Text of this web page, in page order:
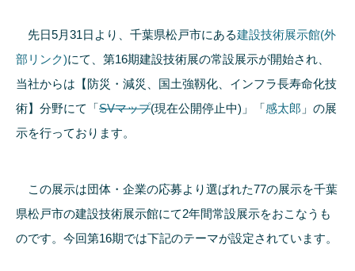
先日5月31日より、千葉県松戸市にある建設技術展示館(外
部リンク)にて、第16期建設技術展の常設展示が開始され、
当社からは【防災・減災、国土強靱化、インフラ長寿命化技
術】分野にて「SVマップ(現在公開停止中)」「感太郎 」の展
示を行っております。
この展示は団体・企業の応募より選ばれた77の展示を千葉
県松戸市の建設技術展示館にて2年間常設展示をおこなうも
のです。今回第16期では下記のテーマが設定されています。